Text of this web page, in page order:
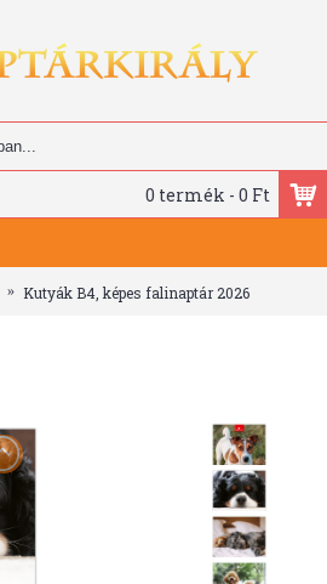
0 termék - 0 Ft
Kutyák B4, képes falinaptár 2026